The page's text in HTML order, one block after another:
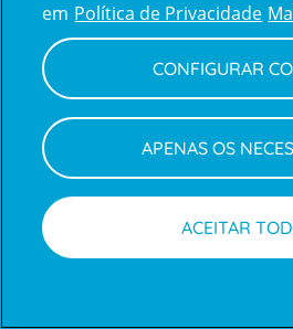
Centro de Apoio ao Cliente | Política
em Política de Privacidade
CONFIGURAR
APENAS OS
ACEITAR